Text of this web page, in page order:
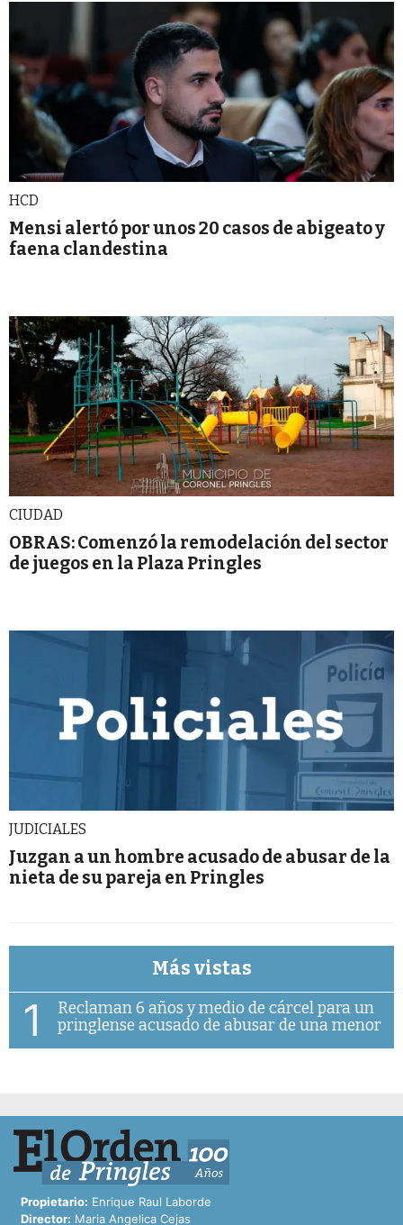
HCD
Mensi alertó por unos 20 casos de abigeato y
faena clandestina
CIUDAD
OBRAS: Comenzó la remodelación del sector
de juegos en la Plaza Pringles
JUDICIALES
Juzgan a un hombre acusado de abusar de la
nieta de su pareja en Pringles
Más vistas
1
Reclaman 6 años y medio de cárcel para un
pringlense acusado de abusar de una menor
Propietario: Enrique Raul Laborde
Director: Maria Angelica Cejas